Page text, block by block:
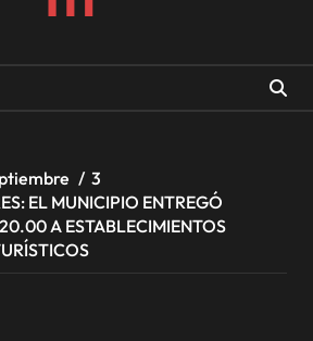
3
EL MUNICIPIO ENTREGÓ
A ESTABLECIMIENTOS